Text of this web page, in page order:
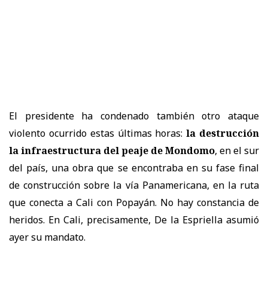
El presidente ha condenado también otro ataque
violento ocurrido estas últimas horas:la destrucción
la infraestructura del peaje de Mondomo, en el sur
del país, una obra que se encontraba en su fase final
de construcción sobre la vía Panamericana, en la ruta
que conecta a Cali con Popayán. No hay constancia de
heridos. En Cali, precisamente, De la Espriella asumió
ayer su mandato.